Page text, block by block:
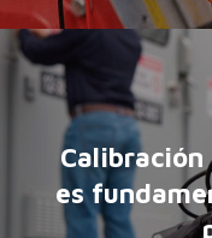
Calibración
es